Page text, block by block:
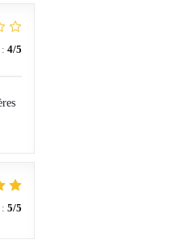
: 4/5
: 5/5